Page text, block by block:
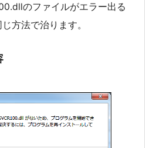
のファイルがエラー出る
方法で治ります。